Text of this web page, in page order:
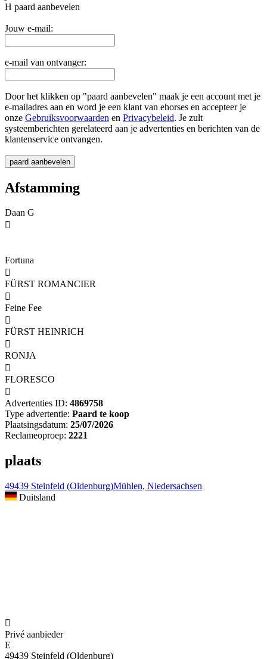
H paard aanbevelen
Jouw e-mail:
e-mail van ontvanger:
Door het klikken op "paard aanbevelen" maak je een account met je
e-mailadres aan en word je een klant van ehorses en accepteer je
onze Gebruiksvoorwaarden en Privacybeleid. Je zult
systeemberichten gerelateerd aan je advertenties en berichten van de
klantenservice ontvangen.
Afstamming
Daan G

Fortuna

FÜRST ROMANCIER

Feine Fee

FÜRST HEINRICH

RONJA

FLORESCO

Advertenties ID: 4869758
Type advertentie: Paard te koop
Plaatsingsdatum: 25/07/2026
Reclameoproep: 2221
plaats
49439 Steinfeld (Oldenburg)Mühlen, Niedersachsen
Duitsland

Privé aanbieder
E
49439 Steinfeld (Oldenburg)